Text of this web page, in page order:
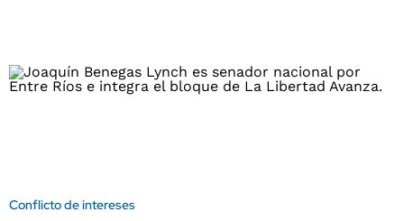
Conflicto de intereses